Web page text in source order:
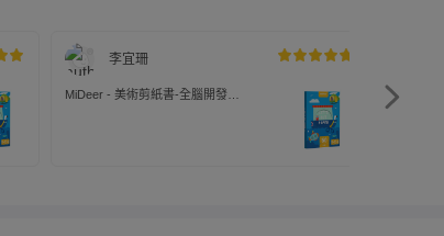
李宜珊
MiDeer - 美術剪紙書-全腦開發
MiDeer -